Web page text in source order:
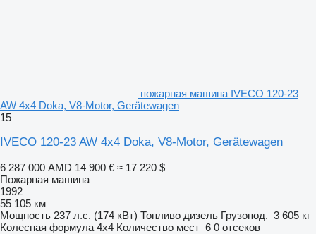
пожарная машина IVECO 120-23
AW 4x4 Doka, V8-Motor, Gerätewagen
15
IVECO 120-23 AW 4x4 Doka, V8-Motor, Gerätewagen
6 287 000 AMD 14 900 € ≈ 17 220 $
Пожарная машина
1992
55 105 км
Мощность 237 л.с. (174 кВт) Топливо дизель Грузопод. 3 605 кг
Колесная формула 4x4 Количество мест 6 0 отсеков